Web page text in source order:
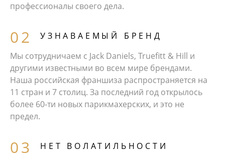
профессионалы своего дела.
УЗНАВАЕМЫЙ БРЕНД
Мы сотрудничаем с Jack Daniels, Truefitt & Hill и
другими известными во всем мире брендами.
Наша российская франшиза распространяется на
11 стран и 7 столиц. За последний год открылось
более 60‑ти новых парикмахерских, и это не
предел.
НЕТ ВОЛАТИЛЬНОСТИ